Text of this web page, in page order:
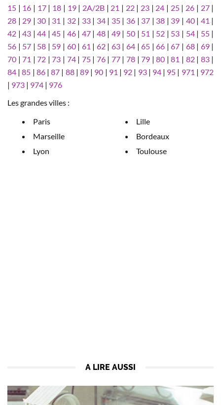
15 | 16 | 17| 18 | 19| 2A/2B| 21 | 22| 23 | 24 | 25| 26 | 27|
28 | 29 | 30 | 31 | 32| 33| 34| 35| 36 | 37 | 38 | 39 | 40| 41 |
42 |43 |44 |45 | 46| 47| 48| 49| 50 | 51 | 52 | 53 | 54| 55|
56 | 57 | 58 | 59 | 60| 61 | 62| 63| 64 |65 |66 |67 | 68| 69|
70 |71 |72 |73 | 74| 75| 76| 77| 78 |79 |80 |81 | 82| 83|
84 |85 | 86|87 | 88| 89| 90 | 91 | 92 | 93| 94| 95 | 971 | 972
| 973 | 974 | 976
Les grandes villes :
Paris
Marseille
Lyon
Lille
Bordeaux
Toulouse
A LIRE AUSSI